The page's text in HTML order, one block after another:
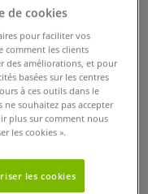
de cookies
pour faciliter vos
comment les clients
des améliorations, et pour
basées sur les centres
à ces outils dans le
souhaitez pas accepter
plus sur comment nous
les cookies ».
les cookies